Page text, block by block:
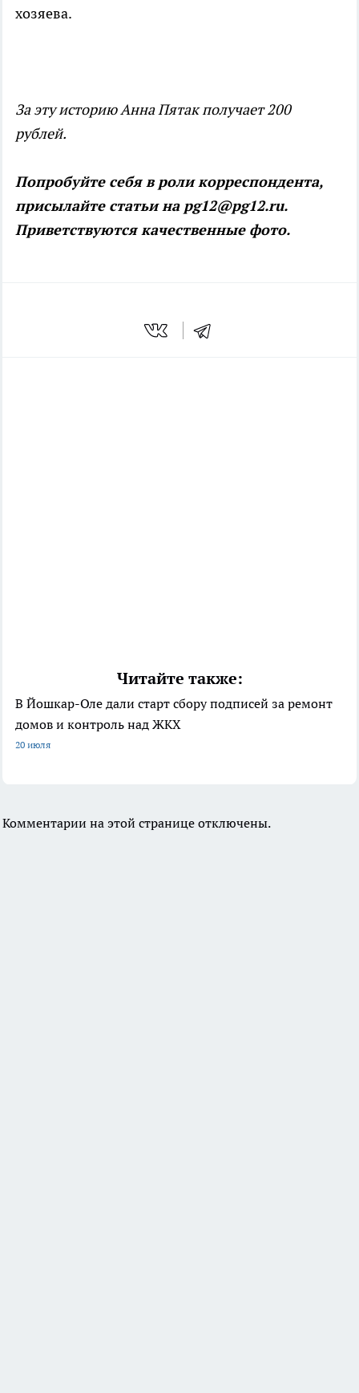
хозяева.
За эту историю Анна Пятак получает 200
рублей.
Попробуйте себя в роли корреспондента,
присылайте статьи на pg12@pg12.ru.
Приветствуются качественные фото.
Читайте также:
В Йошкар-Оле дали старт сбору подписей за ремонт
домов и контроль над ЖКХ
20 июля
Комментарии на этой странице отключены.